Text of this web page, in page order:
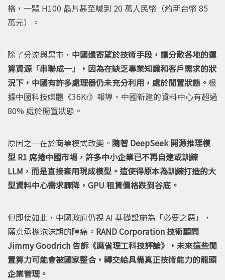
格，一顆 H100 晶片甚至喊到 20 萬人民幣（約新台幣 85
萬元）。
除了分流與黑市， 中國還寄望於技術手段，讓分散各地的運
算資源「串聯成一」，因為在缺乏專業知識和客戶需求的狀
況下，中國有許多處理器仍未充分利用，處於閒置狀態。根
據中國科技媒體《36Kr》報導，中國新建的資料中心有超過
80% 處於閒置狀態。
原因之一在於商業模式改變。 隨著 DeepSeek 開源推理模
型 R1 席捲中國市場，許多中小企業已不再自建或訓練
LLM，而是直接套用現成模型。這使得原本為訓練打造的大
型資料中心需求驟降，GPU 租賃價格跌到谷底。
但即使如此，中國政府仍視 AI 基礎設施為「必要之惡」，
願意承擔泡沫期的陣痛。 RAND Corporation 技術顧問
Jimmy Goodrich 告訴《麻省理工科技評論》，未來這些閒
置算力可能會被國家整合，轉交給具備真正技術能力的龍頭
企業管理。